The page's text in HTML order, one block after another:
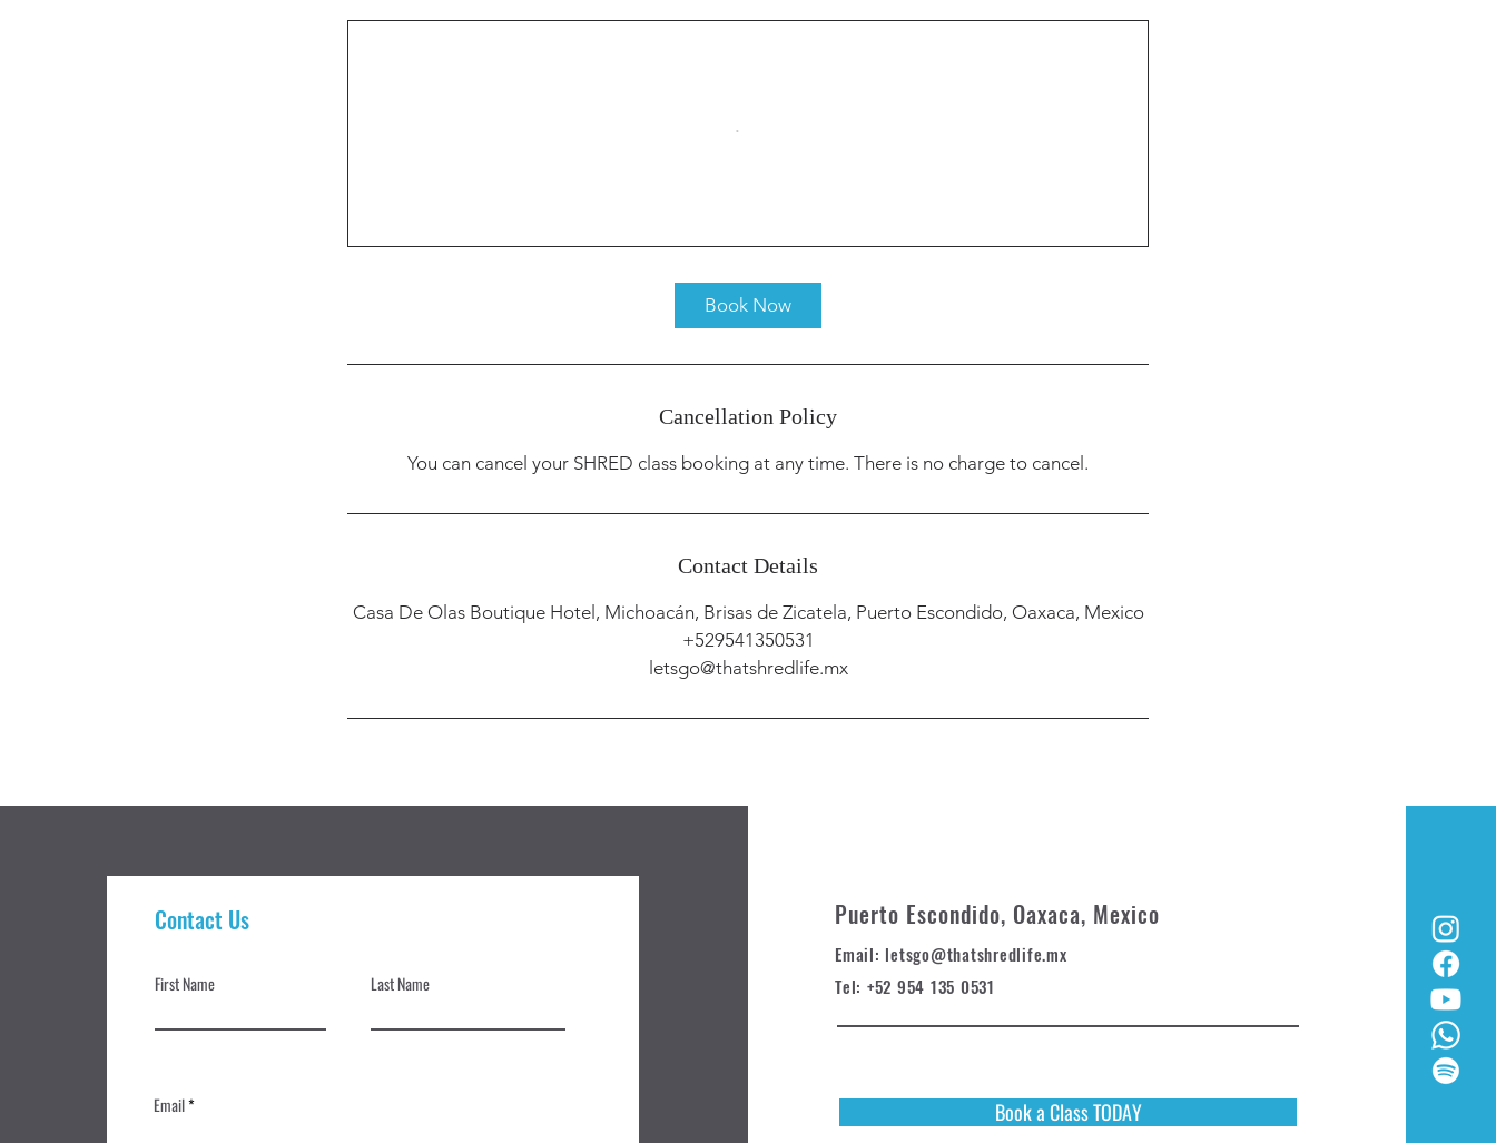
Book Now
Cancellation Policy
You can cancel your SHRED class booking at any time. There is no charge to cancel.
Contact Details
Casa De Olas Boutique Hotel, Michoacán, Brisas de Zicatela, Puerto Escondido, Oaxaca, Mexico
+529541350531
letsgo@thatshredlife.mx
Contact Us
First Name Last Name
Email
Puerto Escondido, Oaxaca, Mexico
Email: letsgo@thatshredlife.mx
Tel: +52 954 135 0531
Book a Class TODAY